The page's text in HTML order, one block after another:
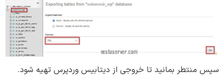
سپس منتطر بمانید تا خروجی از دیتابیس وردپرس تهیه شود.